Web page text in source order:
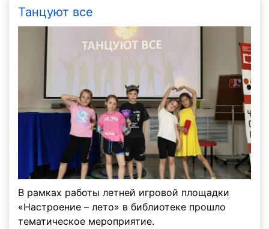
Танцуют все
В рамках работы летней игровой площадки
«Настроение – лето» в библиотеке прошло
тематическое мероприятие.